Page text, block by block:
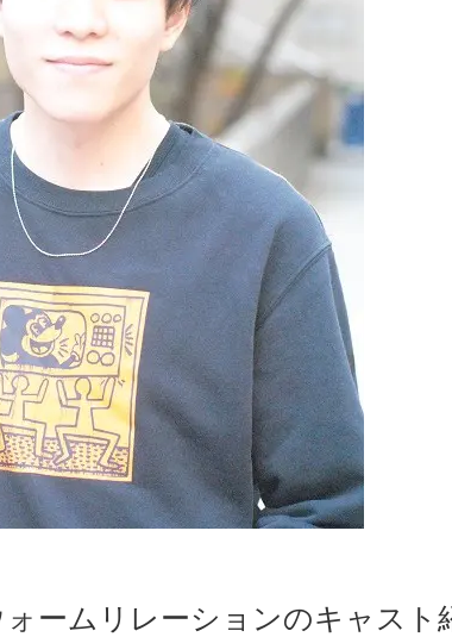
ームリレーションのキャスト